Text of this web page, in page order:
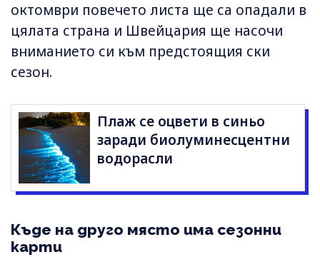
октомври повечето листа ще са опадали в
цялата страна и Швейцария ще насочи
вниманието си към предстоящия ски
сезон.
Плаж се оцвети в синьо
заради биолуминесцентни
водорасли
Къде на друго място има сезонни
карти